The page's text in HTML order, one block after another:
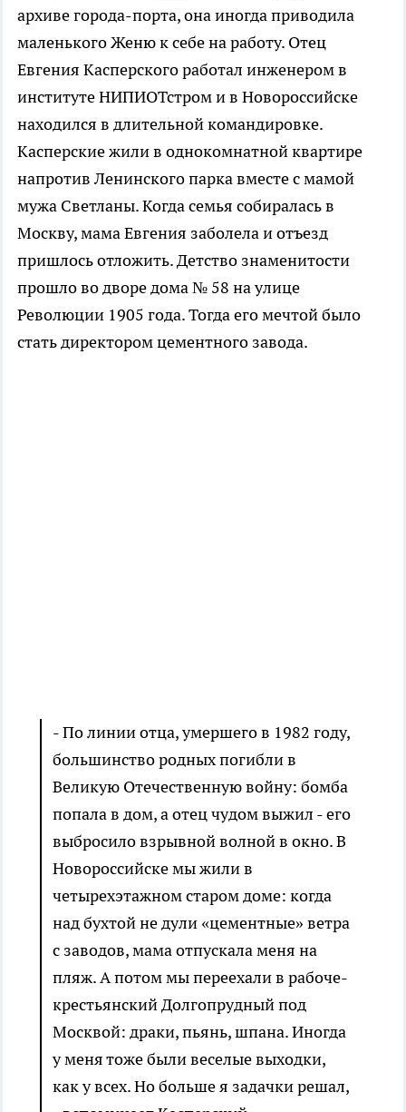
архиве города-порта, она иногда приводила
маленького Женю к себе на работу. Отец
Евгения Касперского работал инженером в
институте НИПИОТстром и в Новороссийске
находился в длительной командировке.
Касперские жили в однокомнатной квартире
напротив Ленинского парка вместе с мамой
мужа Светланы. Когда семья собиралась в
Москву, мама Евгения заболела и отъезд
пришлось отложить. Детство знаменитости
прошло во дворе дома № 58 на улице
Революции 1905 года. Тогда его мечтой было
стать директором цементного завода.
- По линии отца, умершего в 1982 году,
большинство родных погибли в
Великую Отечественную войну: бомба
попала в дом, а отец чудом выжил - его
выбросило взрывной волной в окно. В
Новороссийске мы жили в
четырехэтажном старом доме: когда
над бухтой не дули «цементные» ветра
с заводов, мама отпускала меня на
пляж. А потом мы переехали в рабоче-
крестьянский Долгопрудный под
Москвой: драки, пьянь, шпана. Иногда
у меня тоже были веселые выходки,
как у всех. Но больше я задачки решал,